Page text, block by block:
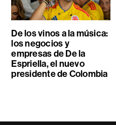
De los vinos a la música:
los negocios y
empresas de De la
Espriella, el nuevo
presidente de Colombia